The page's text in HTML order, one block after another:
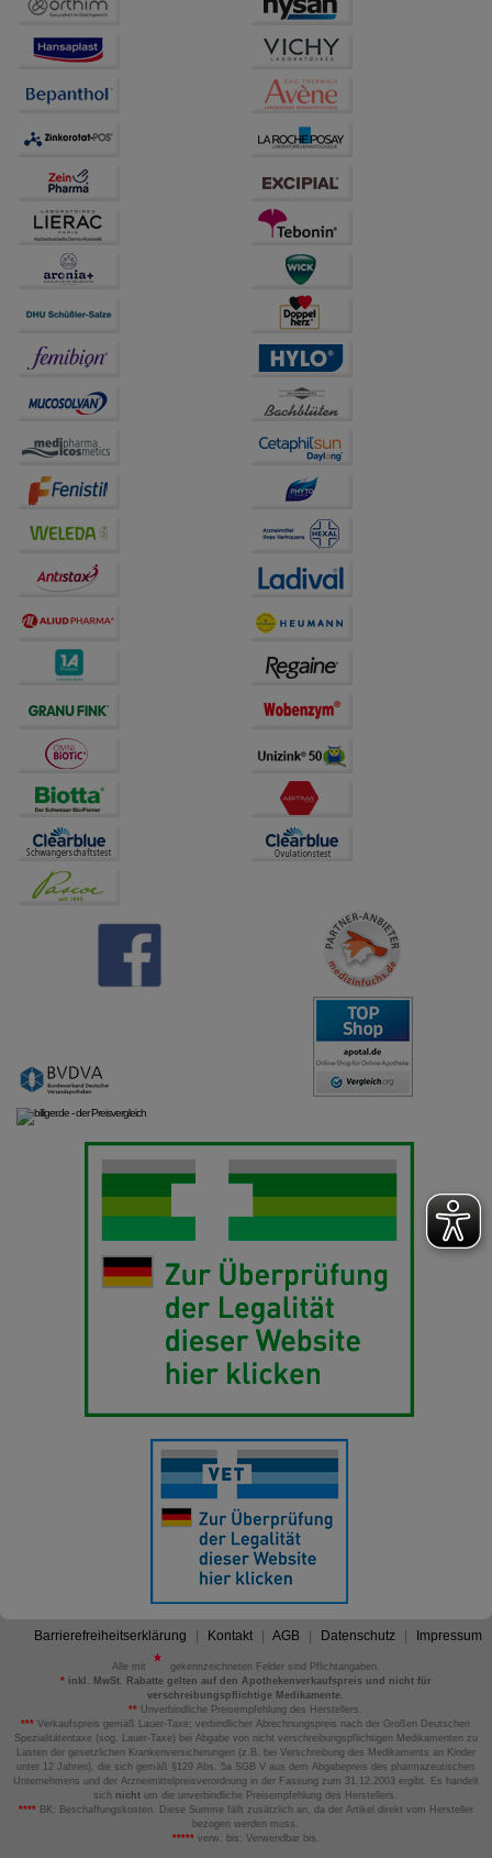
Barrierefreiheitserklärung Kontakt AGB Datenschutz Impressum
Alle mit
gekennzeichneten Felder sind Pflichtangaben.
*inkl. MwSt. Rabatte gelten auf den Apothekenverkaufspreis und nicht für
verschreibungspflichtige Medikamente.
** Unverbindliche Preisempfehlung des Herstellers.
*** Verkaufspreis gemäß Lauer-Taxe; verbindlicher Abrechnungspreis nach der Großen Deutschen
Spezialitätentaxe (sog. Lauer-Taxe) bei Abgabe von nicht verschreibungspflichtigen Medikamenten zu
Lasten der gesetzlichen Krankenversicherungen (z.B. bei Verschreibung des Medikaments an Kinder
unter 12 Jahren), die sich gemäß §129 Abs. 5a SGB V aus dem Abgabepreis des pharmazeutischen
Unternehmens und der Arzneimittelpreisverordnung in der Fassung zum 31.12.2003 ergibt. Es handelt
sich nicht um die unverbindliche Preisempfehlung des Herstellers.
****BK: Beschaffungskosten. Diese Summe fällt zusätzlich an, da der Artikel direkt vom Hersteller
bezogen werden muss.
*****verw. bis: Verwendbar bis.